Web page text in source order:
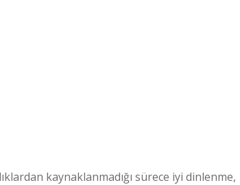
kaynaklanmadığı sürece iyi dinlenme,